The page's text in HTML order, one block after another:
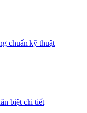
chuẩn kỹ thuật
biệt chi tiết